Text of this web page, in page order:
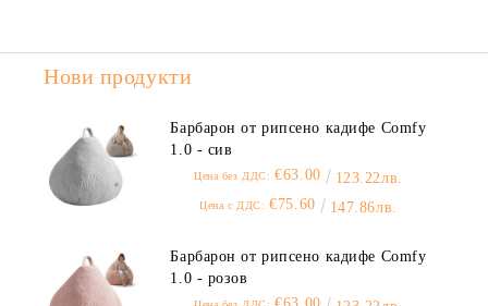
Нови продукти
Барбарон от рипсено кадифе Comfy
1.0 - сив
Цена без ДДС: €63.00 123.22лв.
Цена с ДДС: €75.60 147.86лв.
Барбарон от рипсено кадифе Comfy
1.0 - розов